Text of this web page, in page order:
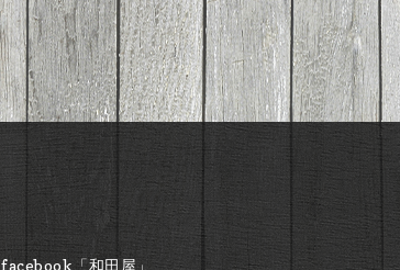
facebook「和田屋」